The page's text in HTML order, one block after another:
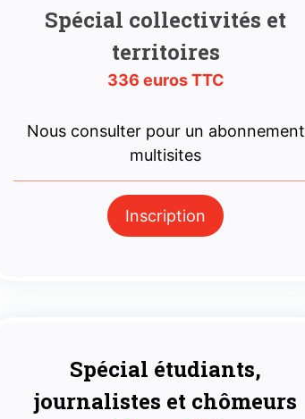
Spécial collectivités et
territoires
336 euros TTC
Nous consulter pour un abonnement
multisites
Inscription
Spécial étudiants,
journalistes et chômeurs